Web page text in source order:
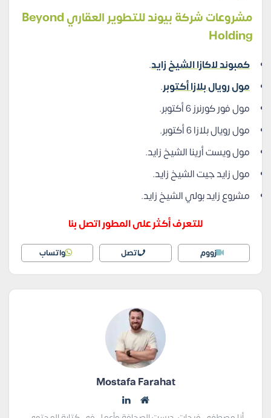
مشروعات شركة بيوند للتطوير العقاري Beyond
Holding
كمبوند لاكازا الشيخ زايد.
مول رويال بلازا أكتوبر.
مول فور كورنرز 6 أكتوبر.
مول رويال بلازا 6 أكتوبر.
مول ويست أرينا الشيخ زايد.
مول زايد جيت الشيخ زايد.
مشروع زايد بولي الشيخ زايد.
للتعرف أكثر على المطور اتصل بنا
زووم اتصل واتساب
Mostafa Farahat